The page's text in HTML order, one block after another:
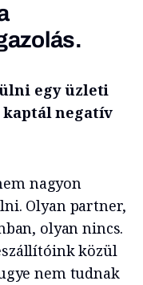
egy üzleti
negatív
nagyon
Olyan partner,
olyan nincs.
közül
nem tudnak